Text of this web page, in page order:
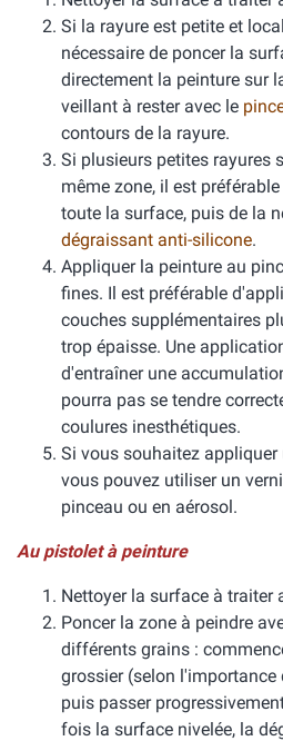
Si la rayure est petite et
nécessaire de poncer la
directement la peinture sur
veillant à rester avec le
contours de la rayure.
Si plusieurs petites rayures
même zone, il est
toute la surface, puis de la
dégraissant anti-silicone.
Appliquer la peinture au
fines. Il est préférable
couches supplémentaires
trop épaisse. Une
d'entraîner une
pourra pas se tendre
coulures inesthétiques.
Si vous souhaitez
vous pouvez utiliser un
pinceau ou en aérosol.
Au pistolet à peinture
Nettoyer la surface à traiter
Poncer la zone à peindre
différents grains :
grossier (selon
puis passer
fois la surface nivelée, la